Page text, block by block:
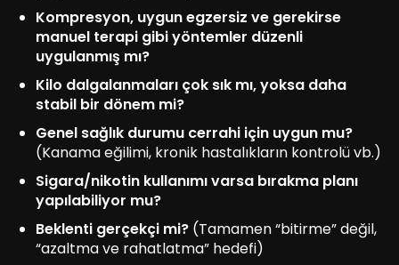
Kompresyon, uygun egzersiz ve gerekirse
manuel terapi gibi yöntemler düzenli
uygulanmış mı?
Kilo dalgalanmaları çok sık mı, yoksa daha
stabil bir dönem mi?
Genel sağlık durumu cerrahi için uygun mu?
(Kanama eğilimi, kronik hastalıkların kontrolü vb.)
Sigara/nikotin kullanımı varsa bırakma planı
yapılabiliyor mu?
Beklenti gerçekçi mi? (Tamamen “bitirme” değil,
“azaltma ve rahatlatma” hedefi)